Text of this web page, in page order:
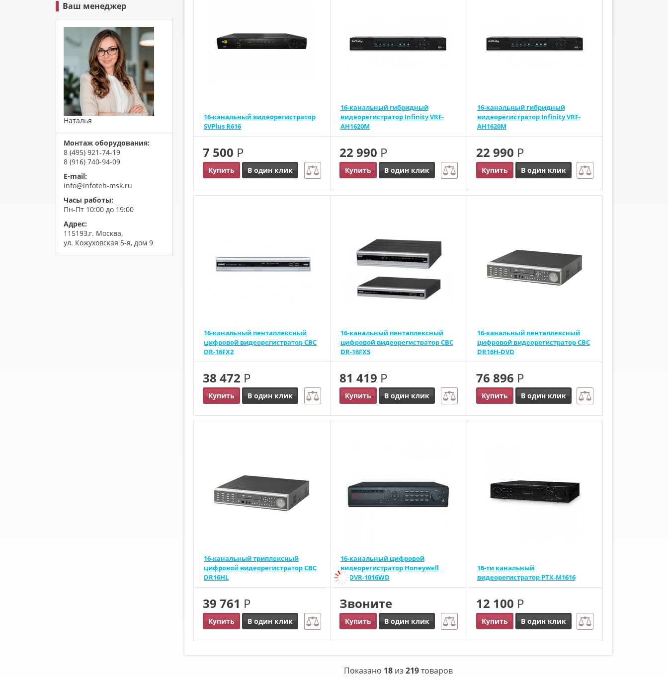
Ваш менеджер
Наталья
Монтаж оборудования:
8 (495) 921-74-19
8 (916) 740-94-09
E-mail:
info@infoteh-msk.ru
Часы работы:
Пн-Пт 10:00 до 19:00
Адрес:
115193,г. Москва,
ул. Кожуховская 5-я, дом 9
16-канальный видеорегистратор
SVPlus R616
7 500 Р
Купить В один клик
16-канальный гибридный
видеорегистратор Infinity VRF-
AH1620M
22 990 Р
Купить В один клик
16-канальный гибридный
видеорегистратор Infinity VRF-
AH1620M
22 990 Р
Купить В один клик
16-канальный пентаплексный
цифровой видеорегистратор CBC
DR-16FX2
38 472 Р
Купить В один клик
16-канальный пентаплексный
цифровой видеорегистратор CBC
DR-16FX5
81 419 Р
Купить В один клик
16-канальный пентаплексный
цифровой видеорегистратор CBC
DR16H-DVD
76 896 Р
Купить В один клик
16-канальный триплексный
цифровой видеорегистратор CBC
DR16HL
39 761 Р
Купить В один клик
16-канальный цифровой
видеорегистратор Honeywell
CADVR-1016WD
Звоните
Купить В один клик
16-ти канальный
видеорегистратор PTX-M1616
12 100 Р
Купить В один клик
Показано 18 из219товаров